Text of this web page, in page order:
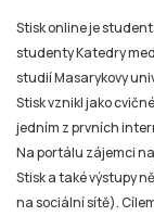
Stisk online je
studenty Katedry
studií Masarykovy
Stisk vznikl jako
jedním z prvních
Na portálu zájemci
Stisk a také výstupy
na sociální sítě).